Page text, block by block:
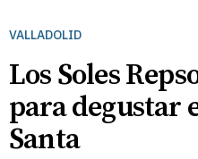
VALLADOLID
Los Soles
para degustar
Santa